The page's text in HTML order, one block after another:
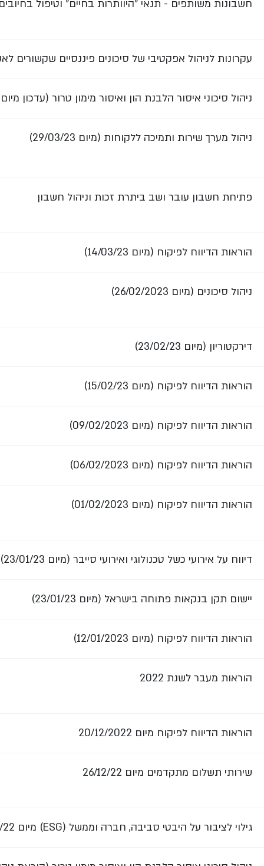
חשבונות משותפים - תנאי "היוותרות בחיים" וטיפול בחיובים
עקרונות לניהול אפקטיבי של סיכונים פיננסיים שקשורים
ניהול סיכוני איסור הלבנת הון ואיסור מימון טרור (עדכון מיום 11/06/
ניהול מערך שירות ותמיכה ללקוחות (מיום 29/03/23)
פתיחת חשבון עובר ושב ביתרת זכות וניהול חשבון
הוראות הדיווח לפיקוח (מיום 14/03/23)
ניהול סיכונים (מיום 26/02/2023)
דירקטוריון (מיום 23/02/23)
הוראות הדיווח לפיקוח (מיום 15/02/23)
הוראות הדיווח לפיקוח (מיום 09/02/2023)
הוראות הדיווח לפיקוח (מיום 06/02/2023)
הוראות הדיווח לפיקוח (מיום 01/02/2023)
דיווח על אירועי כשל טכנולוגי ואירועי סייבר (מיום 23/01/23)
יישום תקן בנקאות פתוחה בישראל (מיום 23/01/23)
הוראות הדיווח לפיקוח (מיום 12/01/2023)
הוראות מעבר לשנת 2022
הוראות הדיווח לפיקוח מיום 20/12/2022
שירותי תשלום מתקדמים מיום 26/12/22
גילוי לציבור על היבטי סביבה, חברה וממשל (ESG) מיום 13/12/22